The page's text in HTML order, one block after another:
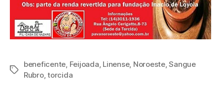
Tags
beneficente, Feijoada, Linense, Noroeste,Sangue
Rubro,torcida